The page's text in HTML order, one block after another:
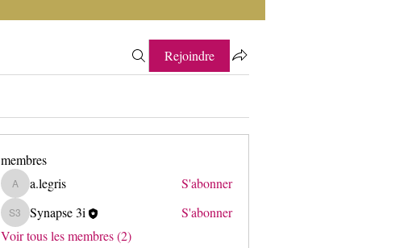
Rejoindre
membres
a.legris
a.legris S'abonner
Synapse 3i
Synapse 3i
S'abonner
Voir tous les membres (2)